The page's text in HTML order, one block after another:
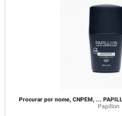
Procurar por nome, CNPEM, ...
Papillon